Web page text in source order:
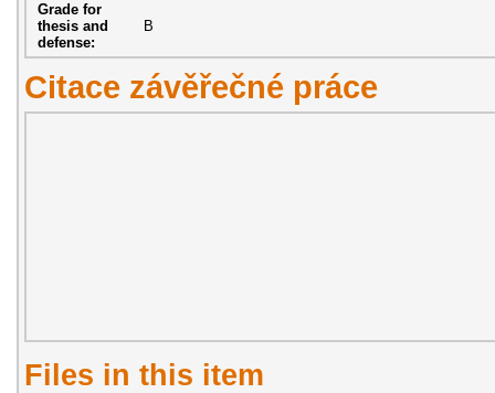
Grade for
thesis and
defense:
B
Citace závěřečné práce
Files in this item